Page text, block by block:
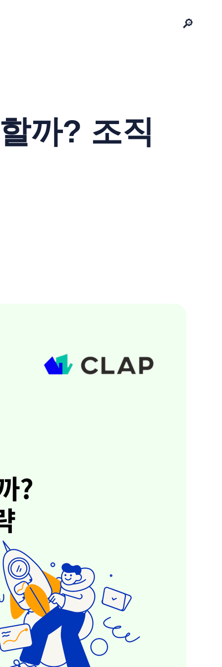
🔎
까? 조직